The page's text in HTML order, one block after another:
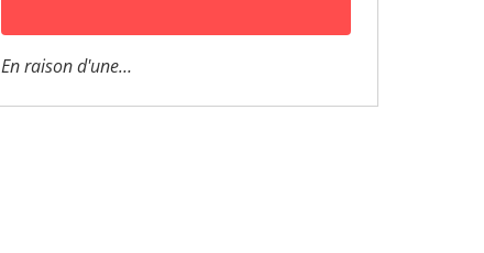
En raison d'une…